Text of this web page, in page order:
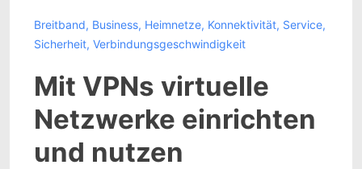
Breitband, Business, Heimnetze, Konnektivität, Service,
Sicherheit, Verbindungsgeschwindigkeit
Mit VPNs virtuelle
Netzwerke einrichten
und nutzen